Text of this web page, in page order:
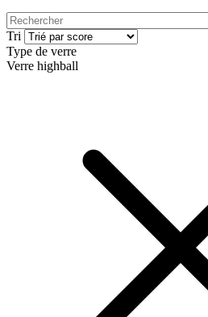
Tri
Type de verre
Verre highball